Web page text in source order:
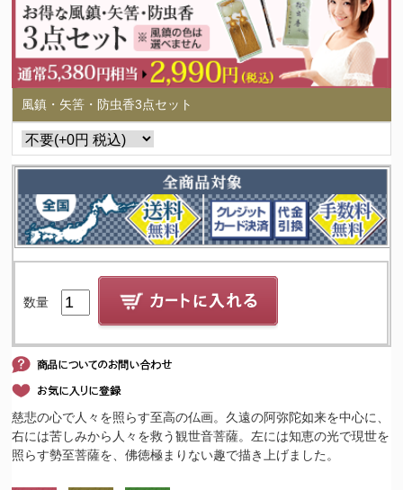
風鎮・矢筈・防虫香3点セット
数量
慈悲の心で人々を照らす至高の仏画。久遠の阿弥陀如来を中心に、
右には苦しみから人々を救う観世音菩薩。左には知恵の光で現世を
照らす勢至菩薩を、佛徳極まりない趣で描き上げました。